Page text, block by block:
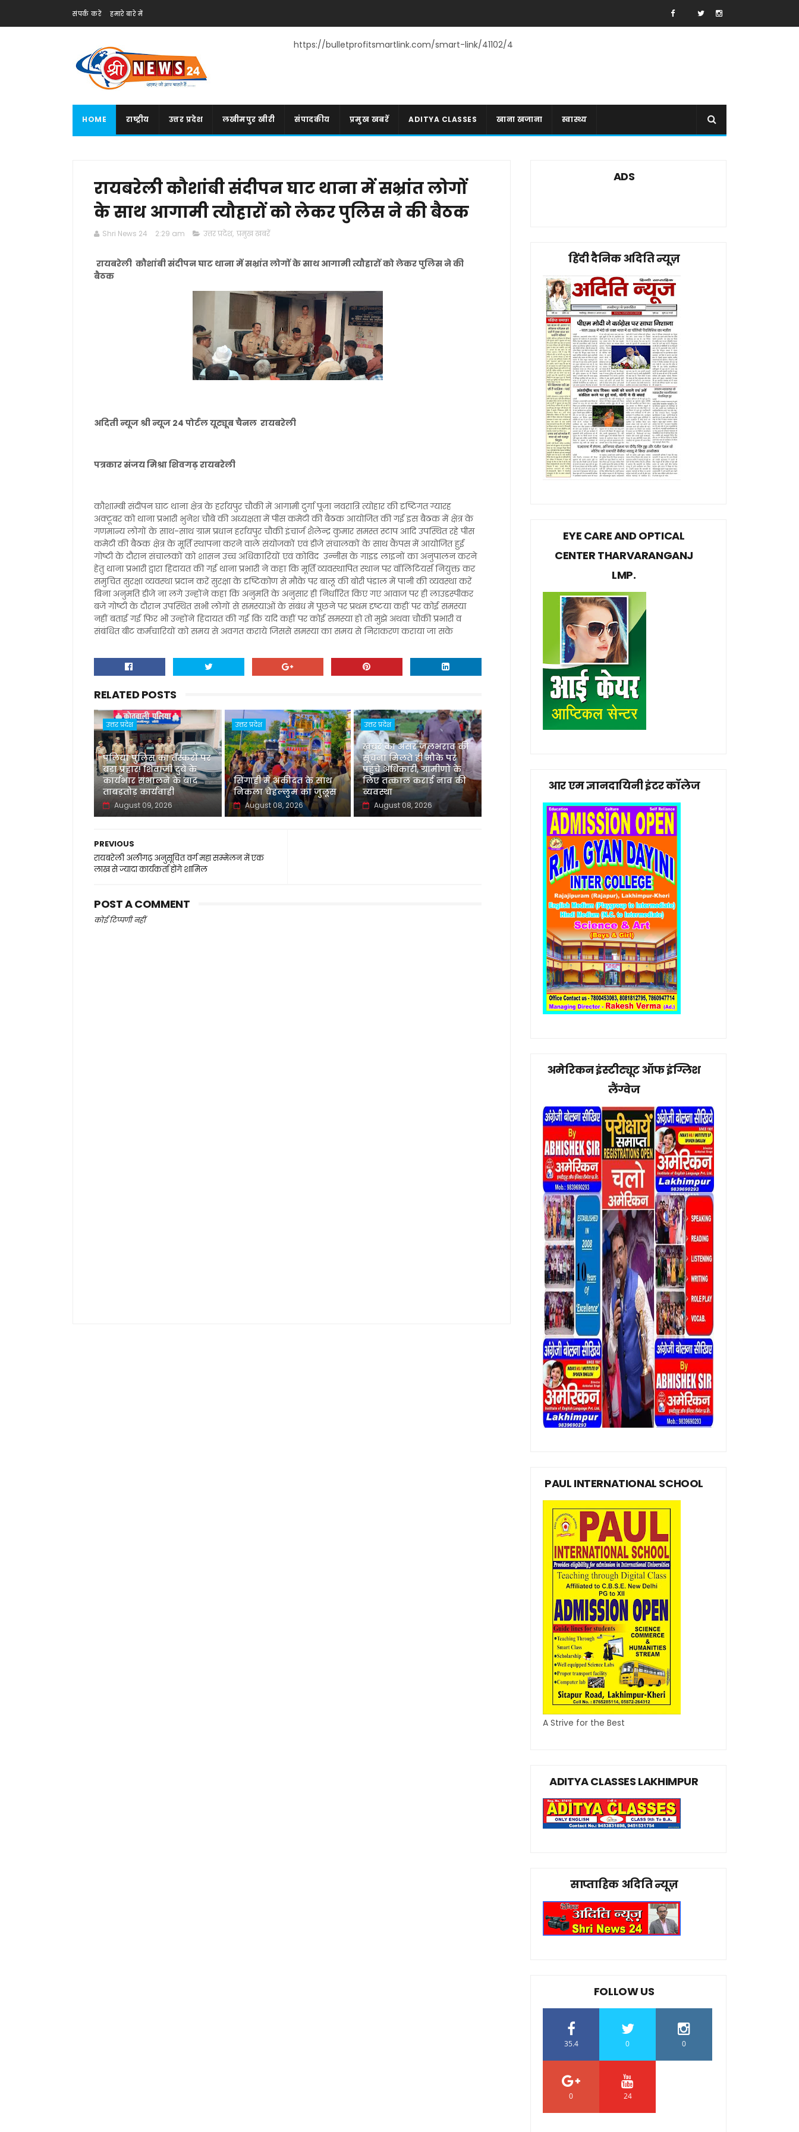
संपर्क करें हमारे बारे में
https://bulletprofitsmartlink.com/smart-link/41102/4
HOME राष्ट्रीय उत्तर प्रदेश लखीमपुर खीरी संपादकीय प्रमुख खबरें ADITYA CLASSES खाना खजाना स्वास्थ्य
रायबरेली कौशांबी संदीपन घाट थाना में सभ्रांत लोगों
के साथ आगामी त्यौहारों को लेकर पुलिस ने की बैठक
Shri News 24 2:29 am उत्तर प्रदेश, प्रमुख खबरें
रायबरेली कौशांबी संदीपन घाट थाना में सभ्रांत लोगों के साथ आगामी त्यौहारों को लेकर पुलिस ने की
बैठक
अदिती न्यूज श्री न्यूज 24 पोर्टल यूट्यूब चैनल रायबरेली
पत्रकार संजय मिश्रा शिवगढ़ रायबरेली
कौशाम्बी संदीपन घाट थाना क्षेत्र के हर्रायपुर चौकी में आगामी दुर्गा पूजा नवरात्रि त्योहार की दृष्टिगत ग्यारह
अक्टूबर को थाना प्रभारी भुनेश चौबे की अध्यक्षता में पीस कमेटी की बैठक आयोजित की गई इस बैठक में क्षेत्र के
गणमान्य लोगों के साथ-साथ ग्राम प्रधान हर्रायपुर चौकी इंचार्ज शैलेन्द्र कुमार समस्त स्टाप आदि उपस्थित रहे पीस
कमेटी की बैठक क्षेत्र के मूर्ति स्थापना करने वाले संयोजकों एवं डीजे संचालकों के साथ कैंपस में आयोजित हुई
गोष्टी के दौरान संचालकों को शासन उच्च अधिकारियों एवं कोविद उन्नीस के गाइड लाइनों का अनुपालन करने
हेतु थाना प्रभारी द्वारा हिदायत की गई थाना प्रभारी ने कहा कि मूर्ति व्यवस्थापित स्थान पर वॉलिंटियर्स नियुक्त कर
समुचित सुरक्षा व्यवस्था प्रदान करें सुरक्षा के दृष्टिकोण से मौके पर बालू की बोरी पंडाल में पानी की व्यवस्था करें
बिना अनुमति डीजे ना लगे उन्होंने कहा कि अनुमति के अनुसार ही निर्धारित किए गए आवाज पर ही लाउडस्पीकर
बजे गोष्टी के दौरान उपस्थित सभी लोगों से समस्याओं के संबंध में पूछने पर प्रथम दृष्टया कहीं पर कोई समस्या
नहीं बताई गई फिर भी उन्होंने हिदायत की गई कि यदि कहीं पर कोई समस्या हो तो मुझे अथवा चौकी प्रभारी व
संबंधित बीट कर्मचारियों को समय से अवगत कराये जिससे समस्या का समय से निराकरण कराया जा सके
RELATED POSTS
उत्तर प्रदेश
पलिया पुलिस का तस्करों पर
बड़ा प्रहार! शिवाजी दुबे के
कार्यभार संभालने के बाद
ताबड़तोड़ कार्यवाही
August 09, 2026
उत्तर प्रदेश
सिंगाही में अकीदत के साथ
निकला चेहल्लुम का जुलूस
August 08, 2026
उत्तर प्रदेश
खबर का असर जलभराव की
सूचना मिलते ही मौके पर
पहुंचे अधिकारी, ग्रामीणों के
लिए तत्काल कराई नाव की
व्यवस्था
August 08, 2026
PREVIOUS
रायबरेली अलीगढ़ अनुसूचित वर्ग महा सम्मेलन में एक
लाख से ज्यादा कार्यकर्ता होंगे शामिल
POST A COMMENT
कोई टिप्पणी नहीं
ADS
हिंदी दैनिक अदिति न्यूज़
EYE CARE AND OPTICAL
CENTER THARVARANGANJ
LMP.
आर एम ज्ञानदायिनी इंटर कॉलेज
अमेरिकन इंस्टीट्यूट ऑफ इंग्लिश
लैंग्वेज
PAUL INTERNATIONAL SCHOOL
A Strive for the Best
ADITYA CLASSES LAKHIMPUR
साप्ताहिक अदिति न्यूज़
FOLLOW US
35.4 0 0
0 24